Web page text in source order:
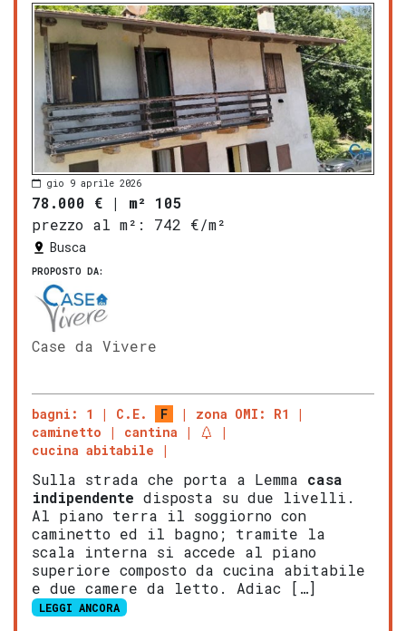
gio 9 aprile 2026
78.000 € | m² 105
prezzo al m²:
742 €/m²
Busca
PROPOSTO DA:
Case da Vivere
bagni: 1 C.E. F
zona OMI: R1
caminetto
cantina
cucina abitabile
Sulla strada che porta a Lemma casa
indipendente disposta su due livelli.
Al piano terra il soggiorno con
caminetto ed il bagno; tramite la
scala interna si accede al piano
superiore composto da cucina abitabile
e due camere da letto. Adiac […]
LEGGI ANCORA